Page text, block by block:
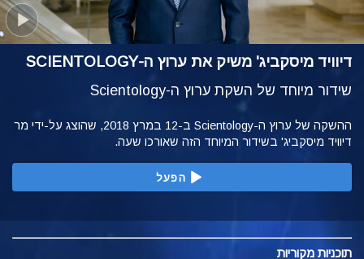
דיוויד מיסקביג' משיק את ערוץ ה-SCIENTOLOGY
שידור מיוחד של השקת ערוץ ה-Scientology
ההשקה של ערוץ ה-Scientology ב-12 במרץ 2018, שהוצג על-ידי מר
דיוויד מיסקביג' בשידור המיוחד הזה שאורכו שעה.
הפעל
תוכניות מקוריות